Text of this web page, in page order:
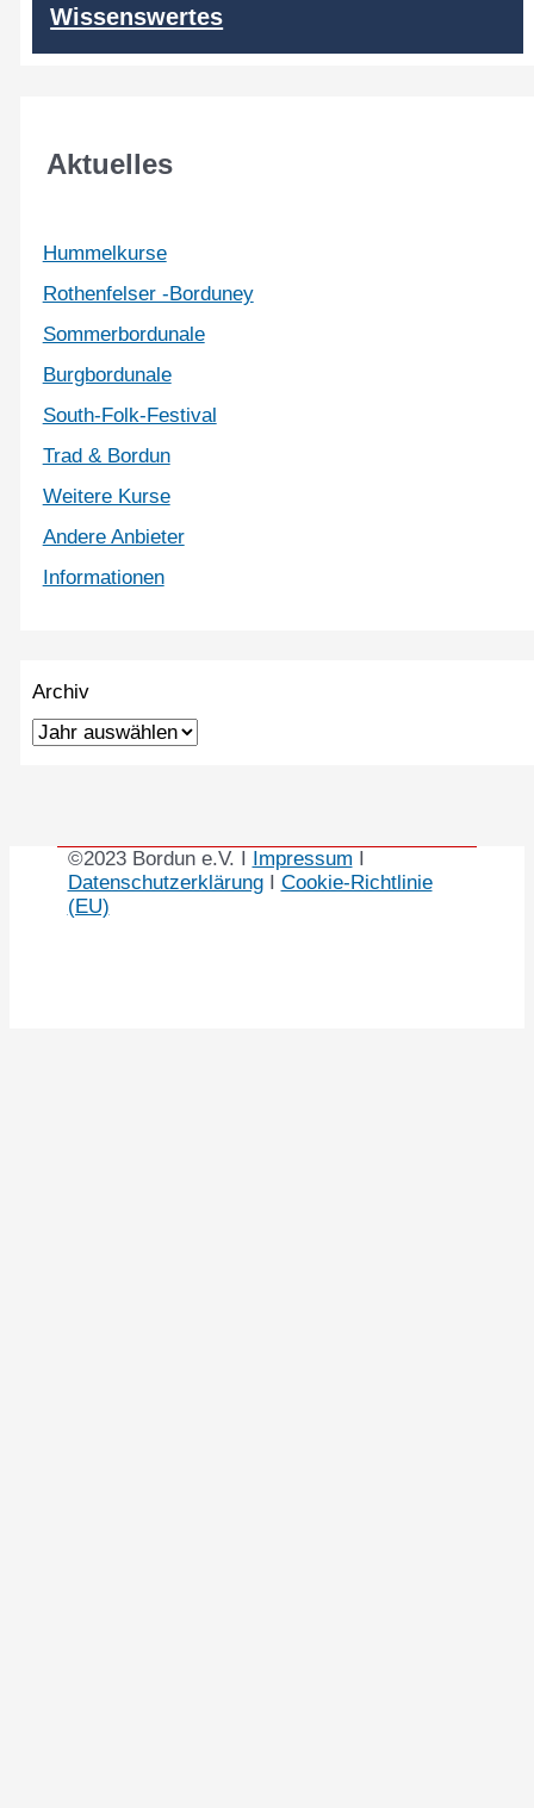
Wissenswertes
Aktuelles
Hummelkurse
Rothenfelser -Borduney
Sommerbordunale
Burgbordunale
South-Folk-Festival
Trad & Bordun
Weitere Kurse
Andere Anbieter
Informationen
Archiv
©2023 Bordun e.V. I Impressum
DatenschutzerklärungI Cookie-Richtlinie
(EU)